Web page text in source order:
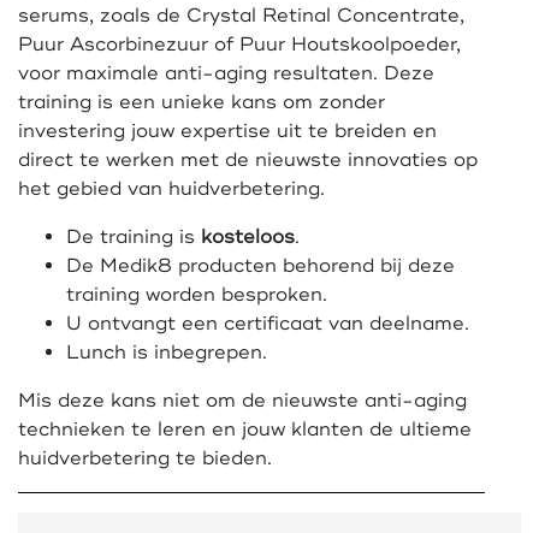
serums, zoals de Crystal Retinal Concentrate,
Puur Ascorbinezuur of Puur Houtskoolpoeder,
voor maximale anti-aging resultaten. Deze
training is een unieke kans om zonder
investering jouw expertise uit te breiden en
direct te werken met de nieuwste innovaties op
het gebied van huidverbetering.
De training is kosteloos.
De Medik8 producten behorend bij deze
training worden besproken.
U ontvangt een certificaat van deelname.
Lunch is inbegrepen.
Mis deze kans niet om de nieuwste anti-aging
technieken te leren en jouw klanten de ultieme
huidverbetering te bieden.